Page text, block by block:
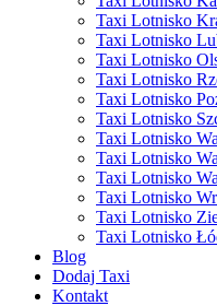
Taxi Lotnisko
Taxi Lotnisko
Taxi Lotnisko
Taxi Lotnisko
Taxi Lotnisko
Taxi Lotnisko
Taxi Lotnisko
Taxi Lotnisko
Taxi Lotnisko
Taxi Lotnisko
Taxi Lotnisko
Taxi Lotnisko
Blog
Dodaj Taxi
Kontakt